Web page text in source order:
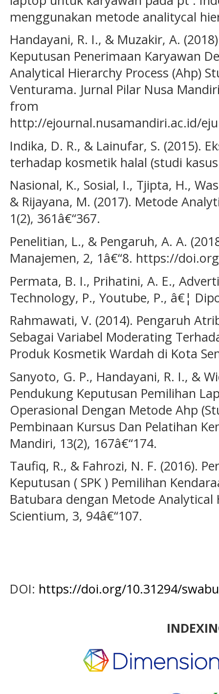
menggunakan metode analitycal
Handayani, R. I., & Muzakir, A.
Keputusan Penerimaan Karyawan
Analytical Hierarchy Process (Ahp)
Venturama. Jurnal Pilar Nusa
from
http://ejournal.nusamandiri.ac.id/
Indika, D. R., & Lainufar, S. (2015).
terhadap kosmetik halal (studi
Nasional, K., Sosial, I., Tjipta, H.,
& Rijayana, M. (2017). Metode
1(2), 361â€“367.
Penelitian, L., & Pengaruh, A. A.
Manajemen, 2, 1â€“8. https://
Permata, B. I., Prihatini, A. E.,
Technology, P., Youtube, P., â€¦
Rahmawati, V. (2014). Pengaruh
Sebagai Variabel Moderating
Produk Kosmetik Wardah di Kota
Sanyoto, G. P., Handayani, R. I., &
Pendukung Keputusan Pemilihan
Operasional Dengan Metode Ahp
Pembinaan Kursus Dan Pelatihan
Mandiri, 13(2), 167â€“174.
Taufiq, R., & Fahrozi, N. F. (2016).
Keputusan ( SPK ) Pemilihan
Batubara dengan Metode Analytical
Scientium, 3, 94â€“107.
DOI: https://doi.org/10.31294/